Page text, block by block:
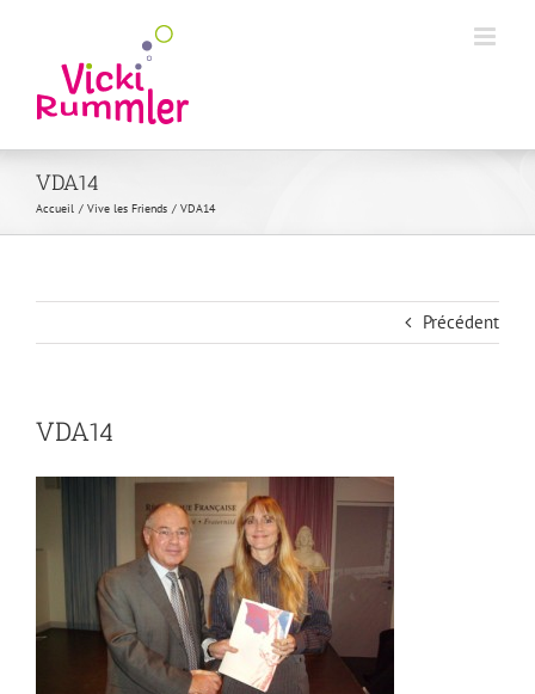
VDA14
Accueil Vive les Friends VDA14
Précédent
VDA14